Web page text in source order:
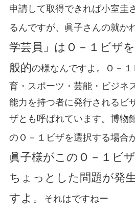
申請して取得できれば小室圭
るんですが、眞子さんの就か
学芸員」はＯ－１ビザ
般的の様なんですよ。Ｏ－
育・スポーツ・芸能・ビジネ
能力を持つ者に発行されるビ
ザとも呼ばれています。博物
のＯ－１ビザを選択する場合
眞子様がこのＯ－１ビ
ちょっとした問題が発
すよ。
それはですねー